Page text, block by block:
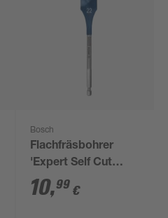
Bosch
Flachfräsbohrer
'Expert Self Cut
Speed' 22 x 152 mm
10,99 €